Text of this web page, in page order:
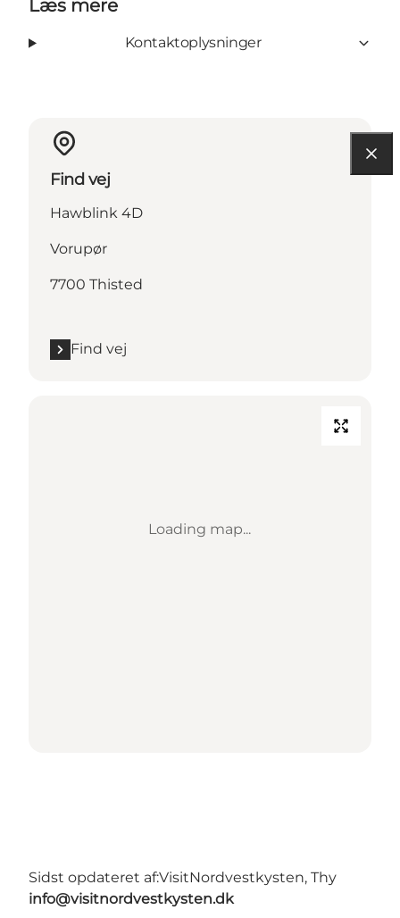
Læs mere
Kontaktoplysninger
Find vej
Hawblink 4D
Vorupør
7700 Thisted
Find vej
Loading map...
Sidst opdateret af:VisitNordvestkysten, Thy
info@visitnordvestkysten.dk